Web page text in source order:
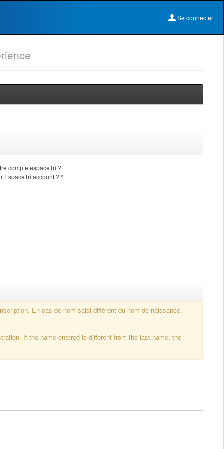
Se connecter
compte espaceTri ?
EspaceTri account ? *
En cas de nom saisi différent du nom de naissance,
If the name entered is different from the last name, the